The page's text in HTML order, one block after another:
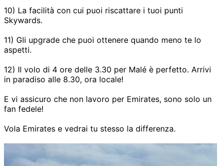
10) La facilità con cui puoi riscattare i tuoi punti
Skywards.
11) Gli upgrade che puoi ottenere quando meno te lo
aspetti.
12) Il volo di 4 ore delle 3.30 per Malé è perfetto. Arrivi
in paradiso alle 8.30, ora locale!
E vi assicuro che non lavoro per Emirates, sono solo un
fan fedele!
Vola Emirates e vedrai tu stesso la differenza.